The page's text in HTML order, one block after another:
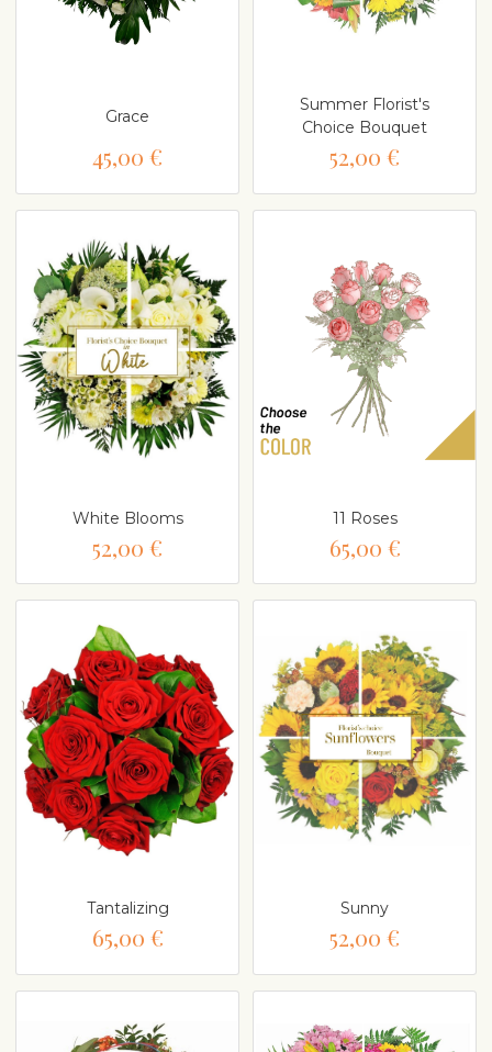
Grace
45,00 €
Summer Florist's
Choice Bouquet
52,00 €
White Blooms
52,00 €
11 Roses
65,00 €
Tantalizing
65,00 €
Sunny
52,00 €